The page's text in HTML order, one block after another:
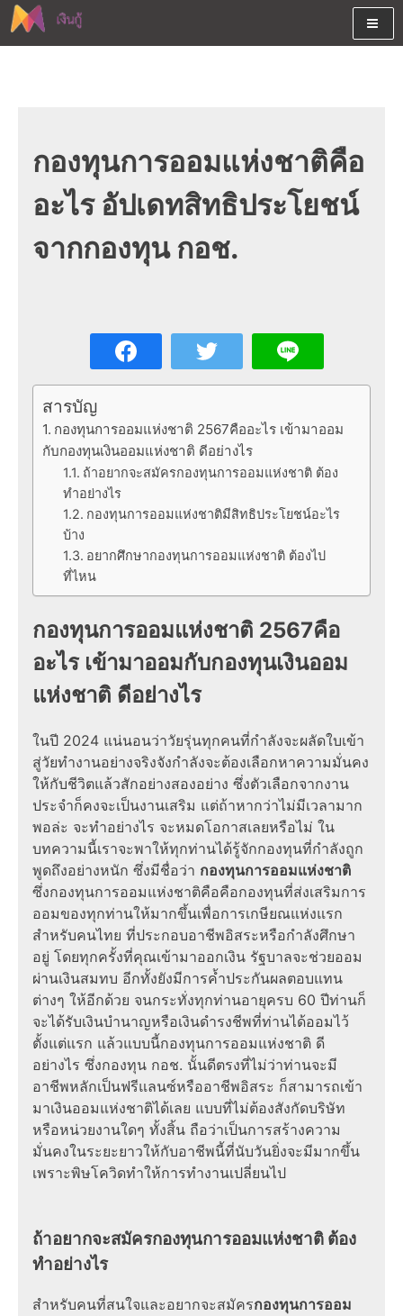
Skip
to
เงินสด และมีรีไฟแนนซ์ด้วย
กองทุนการออมแห่งชาติคือ
อะไร อัปเดทสิทธิประโยชน์
จากกองทุน กอช.
สารบัญ
กองทุนการออมแห่งชาติ 2567คืออะไร เข้ามาออม
กับกองทุนเงินออมแห่งชาติ ดีอย่างไร
ถ้าอยากจะสมัครกองทุนการออมแห่งชาติ ต้อง
ทำอย่างไร
กองทุนการออมแห่งชาติมีสิทธิประโยชน์อะไร
บ้าง
อยากศึกษากองทุนการออมแห่งชาติ ต้องไป
ที่ไหน
กองทุนการออมแห่งชาติ 2567คือ
อะไร เข้ามาออมกับกองทุนเงินออม
แห่งชาติ ดีอย่างไร
ในปี 2024 แน่นอนว่าวัยรุ่นทุกคนที่กำลังจะผลัดใบเข้า
สู่วัยทำงานอย่างจริงจังกำลังจะต้องเลือกหาความมั่นคง
ให้กับชีวิตแล้วสักอย่างสองอย่าง ซึ่งตัวเลือกจากงาน
ประจำก็คงจะเป็นงานเสริม แต่ถ้าหากว่าไม่มีเวลามาก
พอล่ะ จะทำอย่างไร จะหมดโอกาสเลยหรือไม่ ใน
บทความนี้เราจะพาให้ทุกท่านได้รู้จักกองทุนที่กำลังถูก
พูดถึงอย่างหนัก ซึ่งมีชื่อว่า กองทุนการออมแห่งชาติ
ซึ่งกองทุนการออมแห่งชาติคือคือกองทุนที่ส่งเสริมการ
ออมของทุกท่านให้มากขึ้นเพื่อการเกษียณแห่งแรก
สำหรับคนไทย ที่ประกอบอาชีพอิสระหรือกำลังศึกษา
อยู่ โดยทุกครั้งที่คุณเข้ามาออกเงิน รัฐบาลจะช่วยออม
ผ่านเงินสมทบ อีกทั้งยังมีการค้ำประกันผลตอบแทน
ต่างๆ ให้อีกด้วย จนกระทั่งทุกท่านอายุครบ 60 ปีท่านก็
จะได้รับเงินบำนาญหรือเงินดำรงชีพที่ท่านได้ออมไว้
ตั้งแต่แรก แล้วแบบนี้กองทุนการออมแห่งชาติ ดี
อย่างไร ซึ่งกองทุน กอช. นั้นดีตรงที่ไม่ว่าท่านจะมี
อาชีพหลักเป็นฟรีแลนซ์หรืออาชีพอิสระ ก็สามารถเข้า
มาเงินออมแห่งชาติได้เลย แบบที่ไม่ต้องสังกัดบริษัท
หรือหน่วยงานใดๆ ทั้งสิ้น ถือว่าเป็นการสร้างความ
มั่นคงในระยะยาวให้กับอาชีพนี้ที่นับวันยิ่งจะมีมากขึ้น
เพราะพิษโควิดทำให้การทำงานเปลี่ยนไป
ถ้าอยากจะสมัครกองทุนการออมแห่งชาติ ต้อง
ทำอย่างไร
สำหรับคนที่สนใจและอยากจะสมัครกองทุนการออม